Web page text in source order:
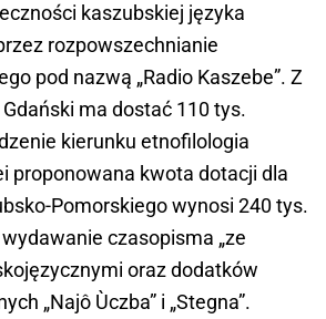
kaszubskiej języka
rozpowszechnianie
pod nazwą „Radio Kaszebe”. Z
ma dostać 110 tys.
kierunku etnofilologia
proponowana kwota dotacji dla
Pomorskiego wynosi 240 tys.
czasopisma „ze
oraz dodatków
„Najô Ùczba” i „Stegna”.